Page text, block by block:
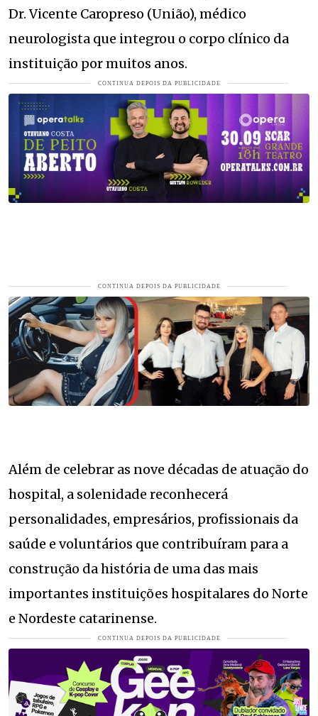
Dr. Vicente Caropreso (União), médico
neurologista que integrou o corpo clínico da
instituição por muitos anos.
Além de celebrar as nove décadas de atuação do
hospital, a solenidade reconhecerá
personalidades, empresários, profissionais da
saúde e voluntários que contribuíram para a
construção da história de uma das mais
importantes instituições hospitalares do Norte
e Nordeste catarinense.